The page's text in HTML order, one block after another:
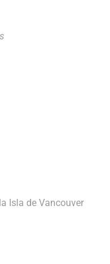
Isla de Vancouver